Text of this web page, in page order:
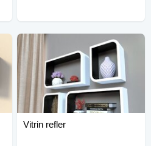
Vitrin refler